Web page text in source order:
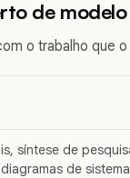
de modelo
o trabalho que
síntese de
de